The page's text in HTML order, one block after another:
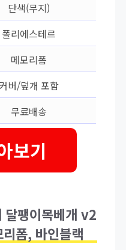
단색(무지)
폴리에스테르
메모리폼
커버/덮개 포함
무료배송
보기
달팽이목베개 v2
폼, 바인블랙